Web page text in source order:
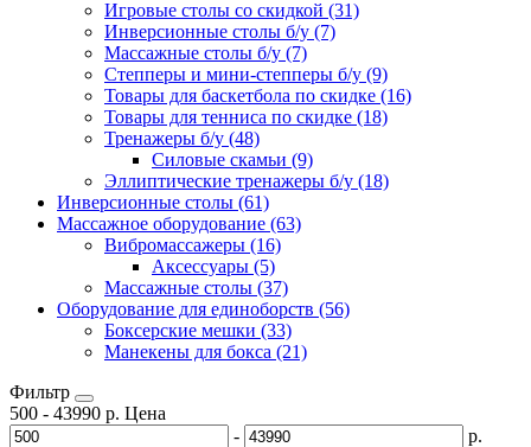
Игровые столы со скидкой (31)
Инверсионные столы б/у (7)
Массажные столы б/у (7)
Степперы и мини-степперы б/у (9)
Товары для баскетбола по скидке (16)
Товары для тенниса по скидке (18)
Тренажеры б/у (48)
Силовые скамьи (9)
Эллиптические тренажеры б/у (18)
Инверсионные столы (61)
Массажное оборудование (63)
Вибромассажеры (16)
Аксессуары (5)
Массажные столы (37)
Оборудование для единоборств (56)
Боксерские мешки (33)
Манекены для бокса (21)
Фильтр
500 - 43990 р. Цена
-
р.